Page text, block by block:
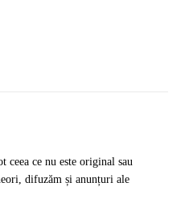
ceea ce nu este original sau
difuzăm și anunțuri ale